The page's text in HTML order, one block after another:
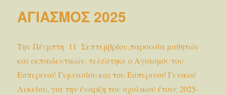
Εσπερινού
ΑΓΙΑΣΜΟΣ 2025
Την Πέςμπτη 11 Σεπτεμβρίου,παρουσία μαθητών
και εκπαιδευτικών. τελέστηκε ο Αγιασμός του
Εσπερινού Γυμνασίου και του Εσπερινού Γενικού
Λυκείου, για την έναρξη του σχολικού έτους 2025-